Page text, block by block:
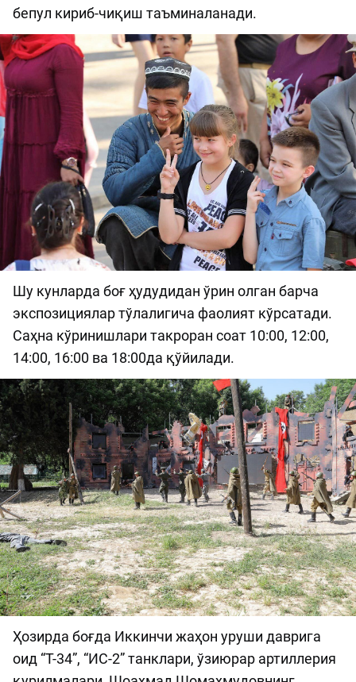
бепул кириб-чиқиш таъминаланади.
Шу кунларда боғ ҳудудидан ўрин олган барча
экспозициялар тўлалигича фаолият кўрсатади.
Саҳна кўринишлари такроран соат 10:00, 12:00,
14:00, 16:00 ва 18:00да қўйилади.
Ҳозирда боғда Иккинчи жаҳон уруши даврига
оид “Т-34”, “ИС-2” танклари, ўзиюрар артиллерия